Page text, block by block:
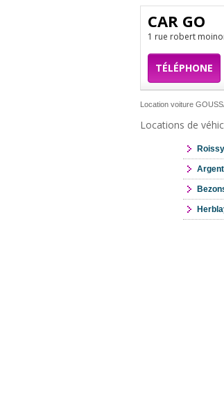
CAR GO
1 rue robert
TÉLÉPHONE
Location voiture
Locations de